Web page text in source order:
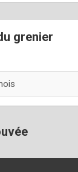
grenier